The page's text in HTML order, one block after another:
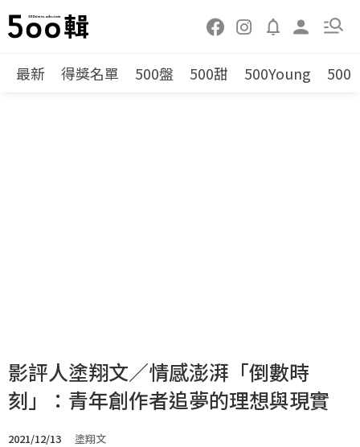
最新 得獎名單 500盤 500甜 500Young 500
影評人塗翔文／情感澎湃「倒數時
刻」：青年創作者追夢的理想與現實
2021/12/13 塗翔文